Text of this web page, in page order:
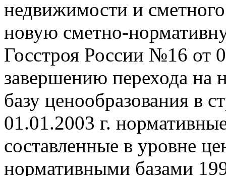
недвижимости и
новую сметно-
Госстроя России №16 от
завершению перехода
базу ценообразования в
01.01.2003 г.
составленные в уровне
нормативными базами